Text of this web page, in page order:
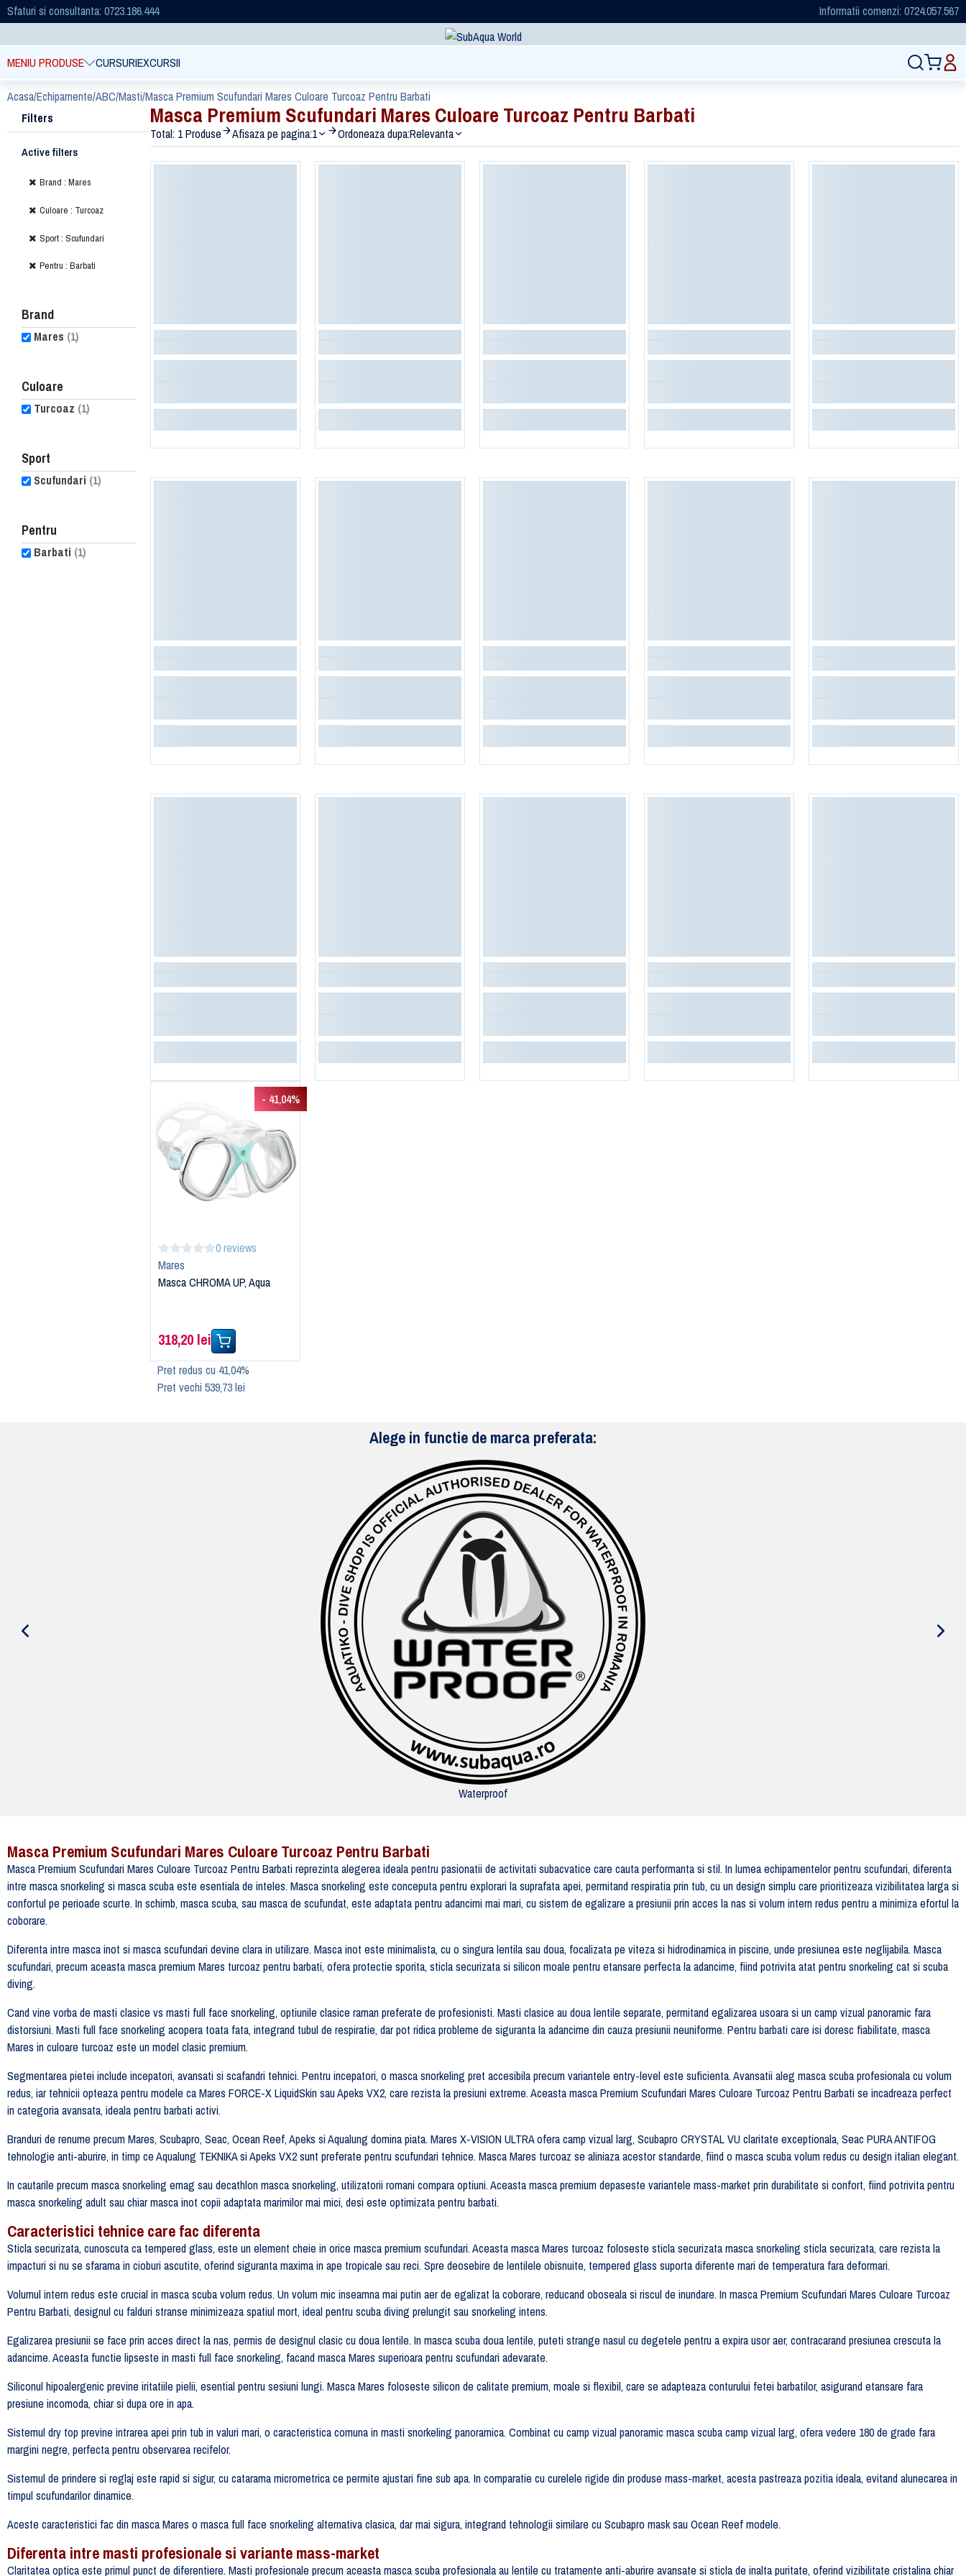
Sfaturi si consultanta: 0723.186.444 Informatii comenzi: 0724.057.567
MENIU PRODUSE CURSURIEXCURSII
Acasa/Echipamente/ABC/Masti/Masca Premium Scufundari Mares Culoare Turcoaz Pentru Barbati
Filters
Active filters
Brand : Mares
Culoare : Turcoaz
Sport : Scufundari
Pentru : Barbati
Brand
Mares (1)
Culoare
Turcoaz (1)
Sport
Scufundari (1)
Pentru
Barbati (1)
Masca Premium Scufundari Mares Culoare Turcoaz Pentru Barbati
Total: 1 Produse Afisaza pe pagina:1 Ordoneaza dupa:Relevanta
- 41,04%
0 reviews
Mares
Masca CHROMA UP, Aqua
318,20 lei
Pret redus cu 41,04%
Pret vechi 539,73 lei
Alege in functie de marca preferata:
Waterproof
Masca Premium Scufundari Mares Culoare Turcoaz Pentru Barbati
Masca Premium Scufundari Mares Culoare Turcoaz Pentru Barbati reprezinta alegerea ideala pentru pasionatii de activitati subacvatice care cauta performanta si stil. In lumea echipamentelor pentru scufundari, diferenta
intre masca snorkeling si masca scuba este esentiala de inteles. Masca snorkeling este conceputa pentru explorari la suprafata apei, permitand respiratia prin tub, cu un design simplu care prioritizeaza vizibilitatea larga si
confortul pe perioade scurte. In schimb, masca scuba, sau masca de scufundat, este adaptata pentru adancimi mai mari, cu sistem de egalizare a presiunii prin acces la nas si volum intern redus pentru a minimiza efortul la
coborare.
Diferenta intre masca inot si masca scufundari devine clara in utilizare. Masca inot este minimalista, cu o singura lentila sau doua, focalizata pe viteza si hidrodinamica in piscine, unde presiunea este neglijabila. Masca
scufundari, precum aceasta masca premium Mares turcoaz pentru barbati, ofera protectie sporita, sticla securizata si silicon moale pentru etansare perfecta la adancime, fiind potrivita atat pentru snorkeling cat si scuba
diving.
Cand vine vorba de masti clasice vs masti full face snorkeling, optiunile clasice raman preferate de profesionisti. Masti clasice au doua lentile separate, permitand egalizarea usoara si un camp vizual panoramic fara
distorsiuni. Masti full face snorkeling acopera toata fata, integrand tubul de respiratie, dar pot ridica probleme de siguranta la adancime din cauza presiunii neuniforme. Pentru barbati care isi doresc fiabilitate, masca
Mares in culoare turcoaz este un model clasic premium.
Segmentarea pietei include incepatori, avansati si scafandri tehnici. Pentru incepatori, o masca snorkeling pret accesibila precum variantele entry-level este suficienta. Avansatii aleg masca scuba profesionala cu volum
redus, iar tehnicii opteaza pentru modele ca Mares FORCE-X LiquidSkin sau Apeks VX2, care rezista la presiuni extreme. Aceasta masca Premium Scufundari Mares Culoare Turcoaz Pentru Barbati se incadreaza perfect
in categoria avansata, ideala pentru barbati activi.
Branduri de renume precum Mares, Scubapro, Seac, Ocean Reef, Apeks si Aqualung domina piata. Mares X-VISION ULTRA ofera camp vizual larg, Scubapro CRYSTAL VU claritate exceptionala, Seac PURA ANTIFOG
tehnologie anti-aburire, in timp ce Aqualung TEKNIKA si Apeks VX2 sunt preferate pentru scufundari tehnice. Masca Mares turcoaz se aliniaza acestor standarde, fiind o masca scuba volum redus cu design italian elegant.
In cautarile precum masca snorkeling emag sau decathlon masca snorkeling, utilizatorii romani compara optiuni. Aceasta masca premium depaseste variantele mass-market prin durabilitate si confort, fiind potrivita pentru
masca snorkeling adult sau chiar masca inot copii adaptata marimilor mai mici, desi este optimizata pentru barbati.
Caracteristici tehnice care fac diferenta
Sticla securizata, cunoscuta ca tempered glass, este un element cheie in orice masca premium scufundari. Aceasta masca Mares turcoaz foloseste sticla securizata masca snorkeling sticla securizata, care rezista la
impacturi si nu se sfarama in cioburi ascutite, oferind siguranta maxima in ape tropicale sau reci. Spre deosebire de lentilele obisnuite, tempered glass suporta diferente mari de temperatura fara deformari.
Volumul intern redus este crucial in masca scuba volum redus. Un volum mic inseamna mai putin aer de egalizat la coborare, reducand oboseala si riscul de inundare. In masca Premium Scufundari Mares Culoare Turcoaz
Pentru Barbati, designul cu falduri stranse minimizeaza spatiul mort, ideal pentru scuba diving prelungit sau snorkeling intens.
Egalizarea presiunii se face prin acces direct la nas, permis de designul clasic cu doua lentile. In masca scuba doua lentile, puteti strange nasul cu degetele pentru a expira usor aer, contracarand presiunea crescuta la
adancime. Aceasta functie lipseste in masti full face snorkeling, facand masca Mares superioara pentru scufundari adevarate.
Siliconul hipoalergenic previne iritatiile pielii, esential pentru sesiuni lungi. Masca Mares foloseste silicon de calitate premium, moale si flexibil, care se adapteaza conturului fetei barbatilor, asigurand etansare fara
presiune incomoda, chiar si dupa ore in apa.
Sistemul dry top previne intrarea apei prin tub in valuri mari, o caracteristica comuna in masti snorkeling panoramica. Combinat cu camp vizual panoramic masca scuba camp vizual larg, ofera vedere 180 de grade fara
margini negre, perfecta pentru observarea recifelor.
Sistemul de prindere si reglaj este rapid si sigur, cu catarama micrometrica ce permite ajustari fine sub apa. In comparatie cu curelele rigide din produse mass-market, acesta pastreaza pozitia ideala, evitand alunecarea in
timpul scufundarilor dinamice.
Aceste caracteristici fac din masca Mares o masca full face snorkeling alternativa clasica, dar mai sigura, integrand tehnologii similare cu Scubapro mask sau Ocean Reef modele.
Diferenta intre masti profesionale si variante mass-market
Claritatea optica este primul punct de diferentiere. Masti profesionale precum aceasta masca scuba profesionala au lentile cu tratamente anti-aburire avansate si sticla de inalta puritate, oferind vizibilitate cristalina chiar